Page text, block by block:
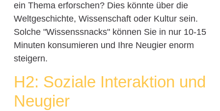
ein Thema erforschen? Dies könnte über die
Weltgeschichte, Wissenschaft oder Kultur sein.
Solche "Wissenssnacks" können Sie in nur 10-15
Minuten konsumieren und Ihre Neugier enorm
steigern.
H2: Soziale Interaktion und
Neugier